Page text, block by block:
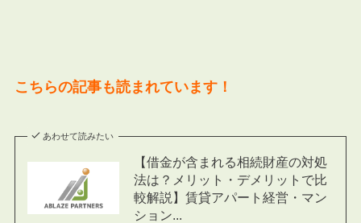
こちらの記事も読まれています！
あわせて読みたい
【借金が含まれる相続財産の対処
法は？メリット・デメリットで比
較解説】賃貸アパート経営・マン
ション...